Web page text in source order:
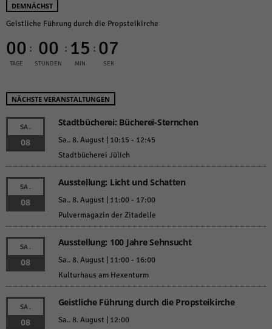
DEMNÄCHST
Geistliche Führung durch die Propsteikirche
00
TAGE
: 00
STUNDEN
: 15
MIN
: 07
SEK
NÄCHSTE VERANSTALTUNGEN
SA.
08
Stadtbücherei: Bücherei-Sternchen
Sa.. 8. August | 10:15 - 12:45
Stadtbücherei Jülich
SA.
08
Ausstellung: Licht und Schatten
Sa.. 8. August | 11:00- 17:00
Pulvermagazin der Zitadelle
SA.
08
Ausstellung: 100 Jahre Sehnsucht
Sa.. 8. August | 11:00- 16:00
Kulturhaus am Hexenturm
SA.
08
Geistliche Führung durch die Propsteikirche
Sa.. 8. August | 12:00